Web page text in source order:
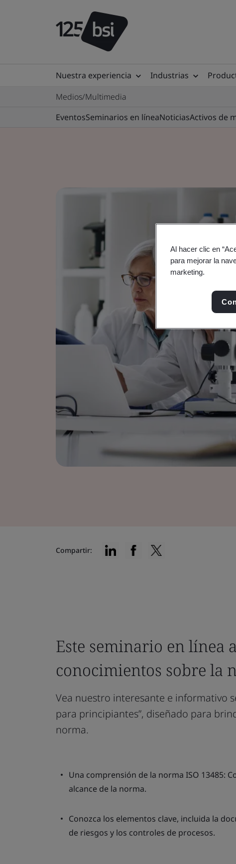
Nuestra experiencia Industrias
Medios/Multimedia
EventosSeminarios en líneaNoticiasActivos de
Compartir:
Este seminario en línea
conocimientos sobre la
Vea nuestro interesante e informativo
para principiantes”, diseñado para
norma.
Una comprensión de la norma ISO 13485:
alcance de la norma.
Conozca los elementos clave, incluida la
de riesgos y los controles de procesos.
Al hacer clic en
para mejorar la
marketing.